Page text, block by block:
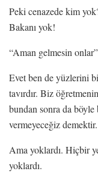
Peki cenazede kim
Bakanı yok!
“Aman gelmesin
Evet ben de yüzlerini
tavırdır. Biz
bundan sonra da böyle
vermeyeceğiz
Ama yoklardı. Hiçbir
yoklardı.